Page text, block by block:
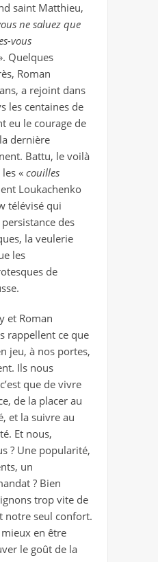
saint Matthieu,
ne saluez que
vous
Quelques
Roman
a rejoint dans
les centaines de
eu le courage de
dernière
Battu, le voilà
« couilles
Loukachenko
télévisé qui
des
la veulerie
les
de
et Roman
rappellent ce que
jeu, à nos portes,
Ils nous
que de vivre
de la placer au
et la suivre au
Et nous,
? Une popularité,
un
? Bien
trop vite de
notre seul confort.
en être
le goût de la